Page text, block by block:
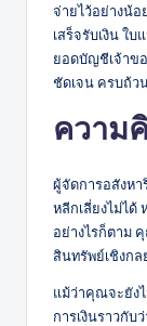
จ่ายไว้อย่างน้
เสร็จรับเงิน ใ
ยอดบัญชีเจ้าข
ชัดเจน ครบถ้ว
ความ
ผู้จัดการอสังห
หลีกเลี่ยงไม่ได้
อย่างไรก็ตาม
สินทรัพย์เชิงก
แม้ว่าคุณจะยัง
การเงินราวกั